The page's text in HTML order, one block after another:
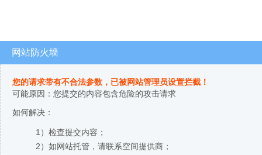
网站防火墙
您的请求带有不合法参数，已被网站管理员设置拦截！
可能原因：您提交的内容包含危险的攻击请求
如何解决：
1）检查提交内容；
2）如网站托管，请联系空间提供商；